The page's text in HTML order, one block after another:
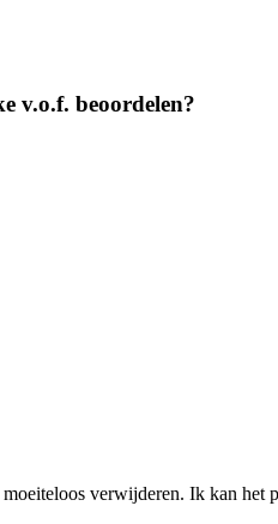
v.o.f. beoordelen?
verwijderen. Ik kan het